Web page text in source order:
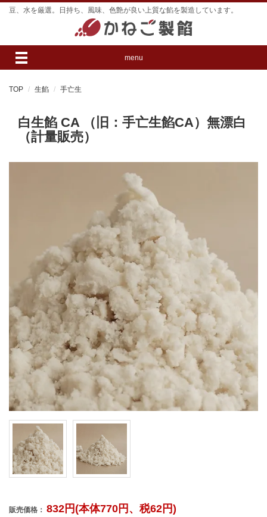
豆、水を厳選。日持ち、風味、色艶が良い上質な餡を製造しています。
menu
TOP 生餡 手亡生
白生餡 CA （旧：手亡生餡CA）無漂白
（計量販売）
販売価格： 832円(本体770円、税62円)